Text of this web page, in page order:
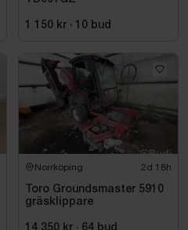
1 150 kr · 10 bud
Norrköping 2d 18h
Toro Groundsmaster 5910
gräsklippare
14 350 kr · 64 bud